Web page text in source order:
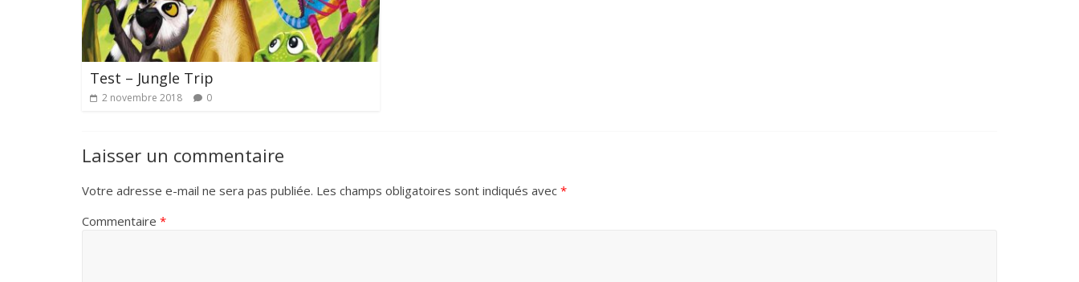
Test – Jungle Trip
2 novembre 2018 0
Laisser un commentaire
Votre adresse e-mail ne sera pas publiée. Les champs obligatoires sont indiqués avec *
Commentaire *